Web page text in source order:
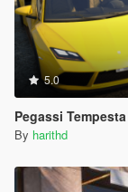
5.0
Pegassi
By harithd